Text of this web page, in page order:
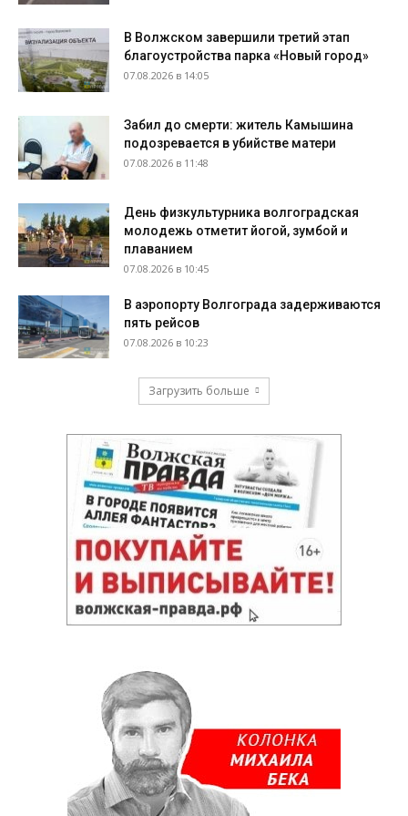
В Волжском завершили третий этап
благоустройства парка «Новый город»
07.08.2026 в 14:05
Забил до смерти: житель Камышина
подозревается в убийстве матери
07.08.2026 в 11:48
День физкультурника волгоградская
молодежь отметит йогой, зумбой и
плаванием
07.08.2026 в 10:45
В аэропорту Волгограда задерживаются
пять рейсов
07.08.2026 в 10:23
Загрузить больше